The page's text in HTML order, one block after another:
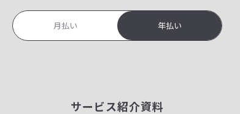
月払い 年払い
サービス紹介資料